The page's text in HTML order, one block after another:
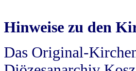
Hinweise zu den
Das Original-